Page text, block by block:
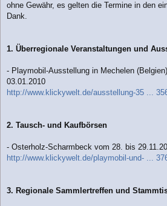
ohne Gewähr, es gelten die Termine in den
Dank.
1. Überregionale Veranstaltungen und
- Playmobil-Ausstellung in Mechelen
03.01.2010
http://www.klickywelt.de/ausstellung-35 ...
2. Tausch- und Kaufbörsen
- Osterholz-Scharmbeck vom 28. bis
http://www.klickywelt.de/playmobil-und- ...
3. Regionale Sammlertreffen und